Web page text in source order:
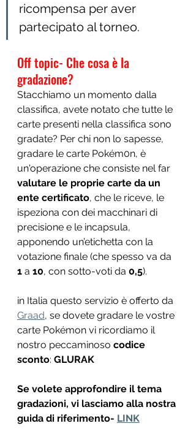
ricompensa per aver
partecipato al torneo.
Off topic- Che cosa è la
gradazione?
Stacchiamo un momento dalla
classifica, avete notato che tutte le
carte presenti nella classifica sono
gradate? Per chi non lo sapesse,
gradare le carte Pokém0n, è
un'operazione che consiste nel far
valutare le proprie carte da un
ente certificato, che le riceve, le
ispeziona con dei macchinari di
precisione e le incapsula,
apponendo un’etichetta con la
votazione finale (che spesso va da
1 a 10, con sotto-voti da 0,5).
in Italia questo servizio è offerto da
Graad, se dovete gradare le vostre
carte Pokémon vi ricordiamo il
nostro peccaminoso codice
sconto: GLURAK
Se volete approfondire il tema
gradazioni, vi lasciamo alla nostra
guida di riferimento- LINK